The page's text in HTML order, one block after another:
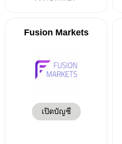
Fusion Markets
เปิดบัญชี